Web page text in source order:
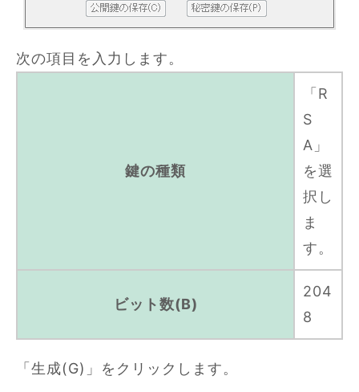
次の項目を入力します。
鍵の種類
「R
S
A」
を選
択し
ま
す。
ビット数(B)
204
8
「生成(G)」をクリックします。